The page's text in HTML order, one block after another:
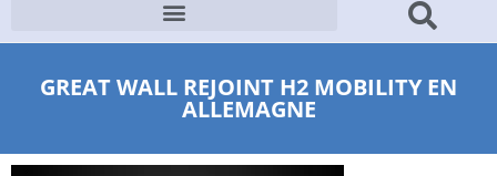
GREAT WALL REJOINT H2 MOBILITY EN
ALLEMAGNE